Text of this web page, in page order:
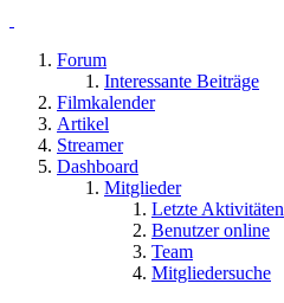
Forum
Interessante Beiträge
Filmkalender
Artikel
Streamer
Dashboard
Mitglieder
Letzte Aktivitäten
Benutzer online
Team
Mitgliedersuche